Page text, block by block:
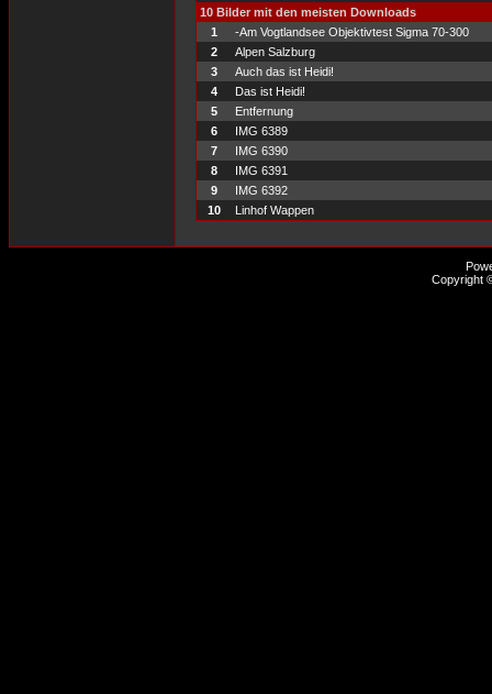
10 Bilder mit den meisten Downloads
1
-Am Vogtlandsee Objektivtest Sigma 70-300
2
Alpen Salzburg
3
Auch das ist Heidi!
4
Das ist Heidi!
5
Entfernung
6
IMG 6389
7
IMG 6390
8
IMG 6391
9
IMG 6392
10
Linhof Wappen
Copyright